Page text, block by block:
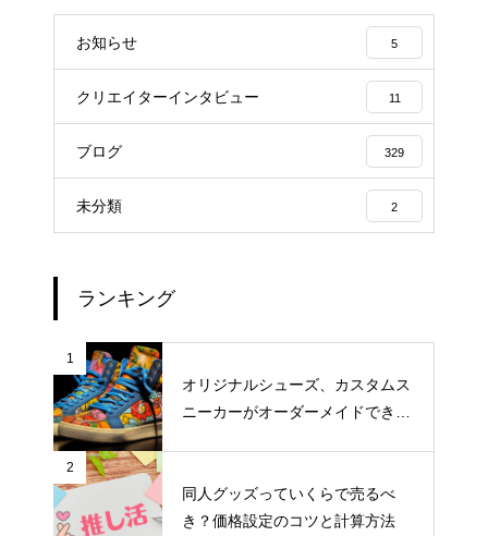
お知らせ 5
クリエイターインタビュー 11
ブログ 329
未分類 2
ランキング
1
オリジナルシューズ、カスタムス
ニーカーがオーダーメイドできる
2
同人グッズっていくらで売るべ
き？価格設定のコツと計算方法